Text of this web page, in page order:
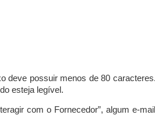
possuir menos de 80
esteja legível.
com o Fornecedor”, algum e-